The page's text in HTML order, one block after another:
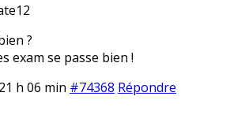
?
exam se passe bien !
h 06 min #74368 Répondre